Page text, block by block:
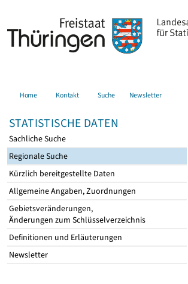
Home Kontakt Suche Newsletter
STATISTISCHE DATEN
Sachliche Suche
Regionale Suche
Kürzlich bereitgestellte Daten
Allgemeine Angaben, Zuordnungen
Gebietsveränderungen,
Änderungen zum Schlüsselverzeichnis
Definitionen und Erläuterungen
Newsletter